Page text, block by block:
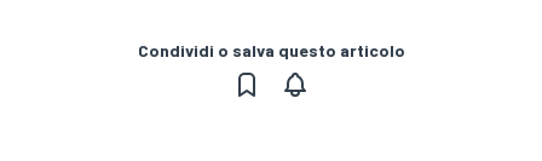
Condividi o salva questo articolo